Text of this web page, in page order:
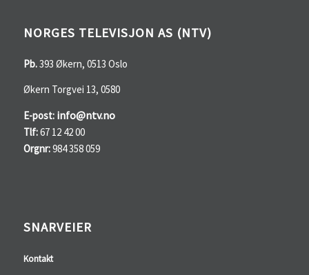
NORGES TELEVISJON AS (NTV)
Pb.393 Økern, 0513 Oslo
Økern Torgvei 13, 0580
E-post: info@ntv.no
Tlf:67 12 42 00
Orgnr:984 358 059
SNARVEIER
Kontakt